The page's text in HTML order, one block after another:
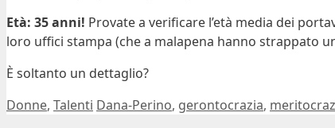
Età: 35 anni! Provate a verificare l’età media dei
loro uffici stampa (che a malapena hanno strappato
È soltanto un dettaglio?
Categorie
Donne, Talenti Tag
Dana-Perino, gerontocrazia,